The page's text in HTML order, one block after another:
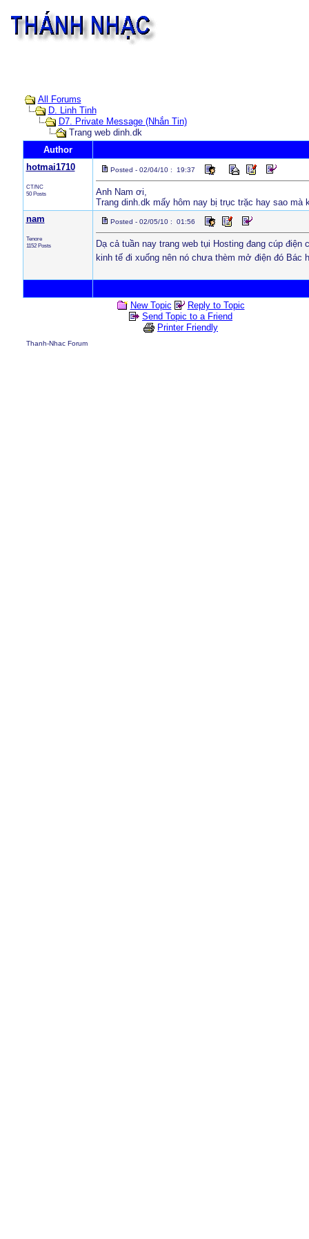
All Forums
D. Linh Tinh
D7. Private Message (Nhắn Tin)
Trang web dinh.dk
Author
hotmai1710
CT/NC
50 Posts
Posted - 02/04/10 : 19:37
Anh Nam ơi,
Trang dinh.dk mấy hôm nay bị trục trặc hay sao
nam
Tenore
1152 Posts
Posted - 02/05/10 : 01:56
Dạ cả tuần nay trang web tụi Hosting đang cúp
kinh tế đi xuống nên nó chưa thèm mở điện đó Bác
New Topic
Reply to Topic
Send Topic to a Friend
Printer Friendly
Thanh-Nhac Forum